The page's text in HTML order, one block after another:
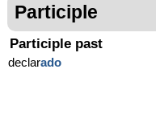
Participle
Participle past
declarado